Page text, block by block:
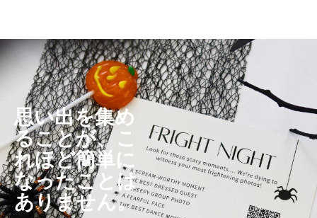
思い出を集め
ることが、こ
れほど簡単に
なったことは
ありません。